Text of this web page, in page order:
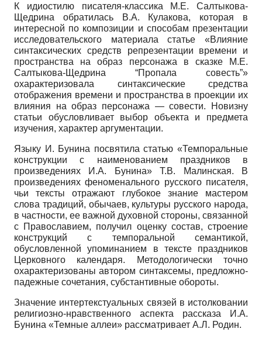
К идиостилю писателя-классика М.Е. Салтыкова-
Щедрина обратилась В.А. Кулакова, которая в
интересной по композиции и способам презентации
исследовательского материала статье «Влияние
синтаксических средств репрезентации времени и
пространства на образ персонажа в сказке М.Е.
Салтыкова-Щедрина “Пропала совесть”»
охарактеризовала синтаксические средства
отображения времени и пространства в проекции их
влияния на образ персонажа — совести. Новизну
статьи обусловливает выбор объекта и предмета
изучения, характер аргументации.
Языку И. Бунина посвятила статью «Темпоральные
конструкции с наименованием праздников в
произведениях И.А. Бунина» Т.В. Малинская. В
произведениях феноменального русского писателя,
чьи тексты отражают глубокое знание мастером
слова традиций, обычаев, культуры русского народа,
в частности, ее важной духовной стороны, связанной
с Православием, получил оценку состав, строение
конструкций с темпоральной семантикой,
обусловленной упоминанием в тексте праздников
Церковного календаря. Методологически точно
охарактеризованы автором синтаксемы, предложно-
падежные сочетания, субстантивные обороты.
Значение интертекстуальных связей в истолковании
религиозно-нравственного аспекта рассказа И.А.
Бунина «Темные аллеи» рассматривает А.Л. Родин.